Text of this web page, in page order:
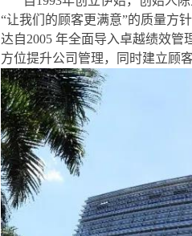
“让我们的顾客更满意”的质量方
达自2005 年全面导入卓越绩效管
方位提升公司管理，同时建立顾